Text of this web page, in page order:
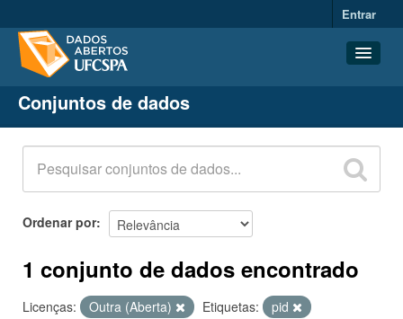
Entrar
Conjuntos de dados
Organizações
Grupos
Sobre
Conjuntos de dados
Ordenar por
1 conjunto de dados encontrado
Licenças: Outra (Aberta) Etiquetas:
pid